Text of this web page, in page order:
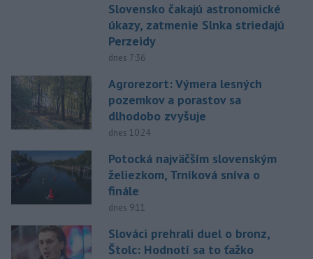
Slovensko čakajú astronomické
úkazy, zatmenie Slnka striedajú
Perzeidy
dnes 7:36
Agrorezort: Výmera lesných
pozemkov a porastov sa
dlhodobo zvyšuje
dnes 10:24
Potocká najväčším slovenským
želiezkom, Trníková sníva o
finále
dnes 9:11
Slováci prehrali duel o bronz,
Štolc: Hodnotí sa to ťažko